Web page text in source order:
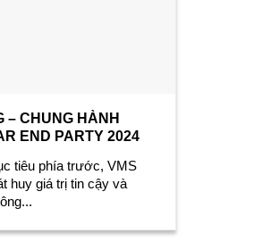
– CHUNG HÀNH
END PARTY 2024
tiêu phía trước, VMS
huy giá trị tin cậy và